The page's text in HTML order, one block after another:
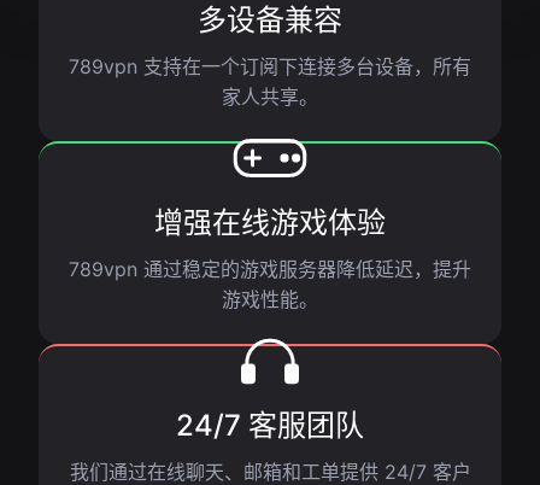
多设备兼容
789vpn 支持在一个订阅下连接多台设备，所有
家人共享。
增强在线游戏体验
789vpn 通过稳定的游戏服务器降低延迟，提升
游戏性能。
24/7 客服团队
我们通过在线聊天、邮箱和工单提供 24/7 客户